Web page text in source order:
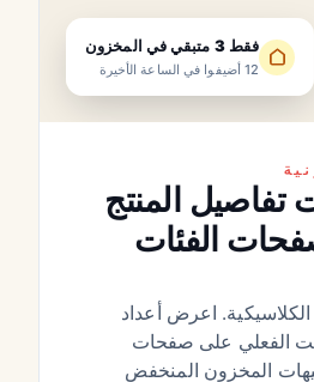
تفاصيل المنتج
الفئات
اعرض أعداد
الفعلي على صفحات
المخزون المنخفض
فقط 3 متبقي في المخزون
12 أضيفوا في الساعة الأخيرة